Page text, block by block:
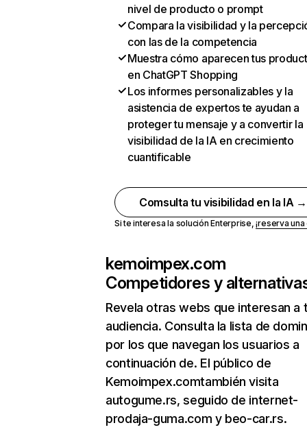
nivel de producto o prompt
Compara la visibilidad y la
con las de la competencia
Muestra cómo aparecen tus
en ChatGPT Shopping
Los informes personalizables y la
asistencia de expertos te ayudan a
proteger tu mensaje y a convertir la
visibilidad de la IA en crecimiento
cuantificable
Comsulta tu visibilidad en la IA →
Si te interesa la solución Enterprise,¡reserva
kemoimpex.com
Competidores y
Revela otras webs que interesan a
audiencia. Consulta la lista de
por los que navegan los usuarios a
continuación de. El público de
Kemoimpex.comtambién visita
autogume.rs, seguido de internet-
prodaja-guma.com y beo-car.rs.